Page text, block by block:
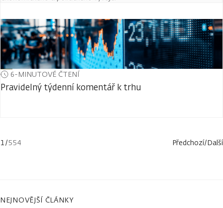
6-MINUTOVÉ ČTENÍ
Pravidelný týdenní komentář k trhu
1/554 Předchozí/Další
NEJNOVĚJŠÍ ČLÁNKY